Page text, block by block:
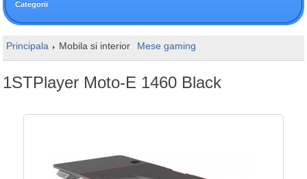
Categorii
Principala Mobila si interior Mese gaming
1STPlayer Moto-E 1460 Black